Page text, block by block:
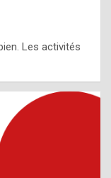
Les activités